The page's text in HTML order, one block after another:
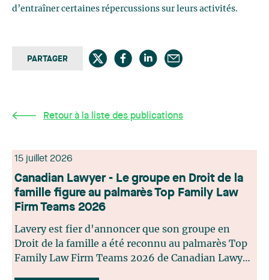
d’entraîner certaines répercussions sur leurs activités.
PARTAGER
Retour à la liste des publications
15 juillet 2026
Canadian Lawyer - Le groupe en Droit de la
famille figure au palmarès Top Family Law
Firm Teams 2026
Lavery est fier d'annoncer que son groupe en
Droit de la famille a été reconnu au palmarès Top
Family Law Firm Teams 2026 de Canadian Lawyer.